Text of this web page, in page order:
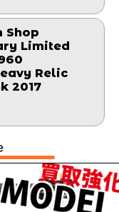
Shop
Limited
Relic
2017